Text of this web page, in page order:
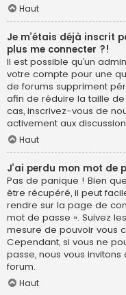
Haut
Je m’étais déjà inscrit
plus me connecter ?!
Il est possible qu’un
votre compte pour une
de forums suppriment
afin de réduire la taille
cas, inscrivez-vous de
activement aux
Haut
J’ai perdu mon mot de
Pas de panique ! Bien
être récupéré, il peut
rendre sur la page de
mot de passe ». Suivez
mesure de pouvoir vous
Cependant, si vous ne
passe, nous vous
forum.
Haut